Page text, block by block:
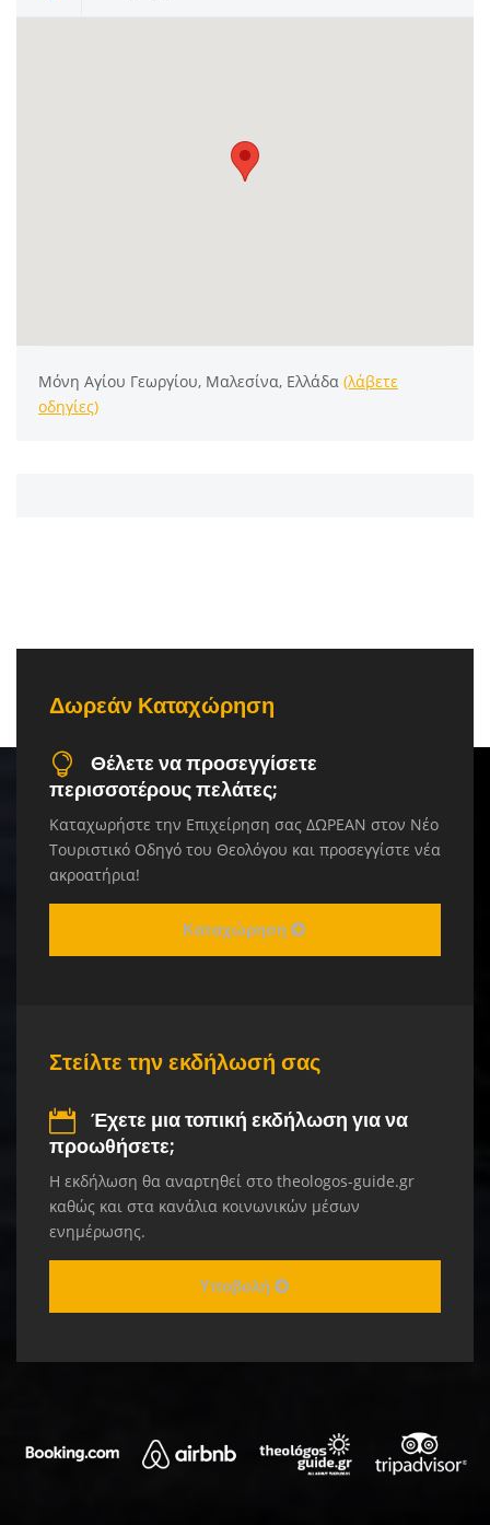
Μόνη Αγίου Γεωργίου, Μαλεσίνα, Ελλάδα (λάβετε
οδηγίες)
Δωρεάν Καταχώρηση
Θέλετε να προσεγγίσετε
περισσοτέρους πελάτες;
Καταχωρήστε την Επιχείρηση σας ΔΩΡΕΑΝ στον Νέο
Τουριστικό Οδηγό του Θεολόγου και προσεγγίστε νέα
ακροατήρια!
Καταχώρηση
Στείλτε την εκδήλωσή σας
Έχετε μια τοπική εκδήλωση για να
προωθήσετε;
Η εκδήλωση θα αναρτηθεί στο theologos-guide.gr
καθώς και στα κανάλια κοινωνικών μέσων
ενημέρωσης.
Υποβολή